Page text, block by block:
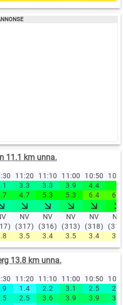
11.1 km unna.
11:20 11:10 11:00 10:50
3.3 3.3 3.9 4.4
5
4.7 5.3 5.3 6.4 6.4
NV
(317)
NV
(316)
NV
(313)
NV
(318)
NV
3.5 3.4 3.5 3.4 3.4
13.8 km unna.
11:20 11:10 11:00 10:50
1.4 2.2 3.1 2.5
2.5
2.5 3.6 3.9 3.9 3.6